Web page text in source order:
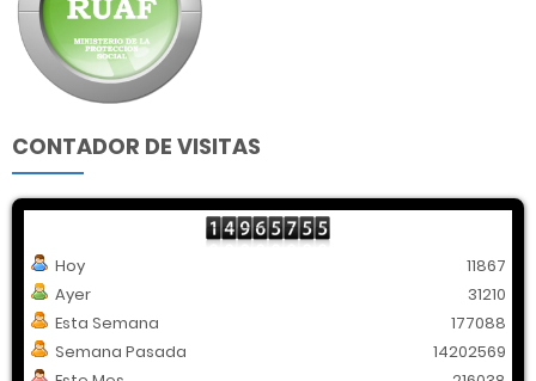
CONTADOR DE VISITAS
Hoy
Ayer
Esta Semana
Semana Pasada
11867
31210
177088
14202569